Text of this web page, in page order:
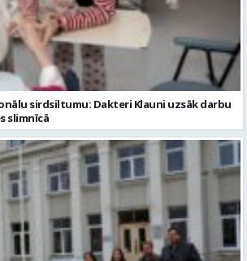
sirdsiltumu: Dakteri Klauni uzsāk darbu
slimnīcā